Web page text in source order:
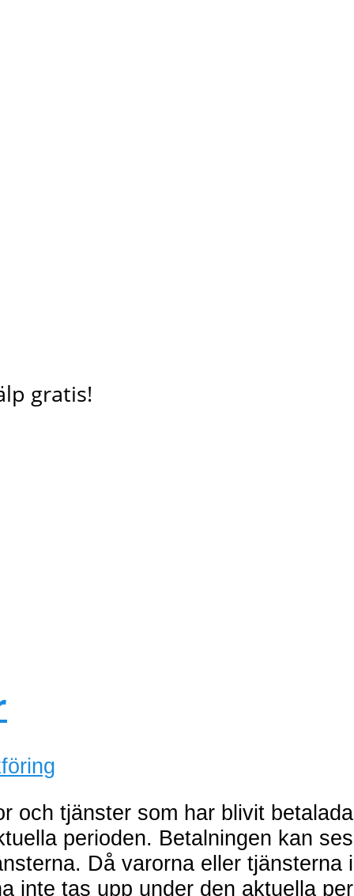
gratis!
och tjänster som har blivit
perioden. Betalningen kan
Då varorna eller tjänsterna
inte tas upp under den aktuella